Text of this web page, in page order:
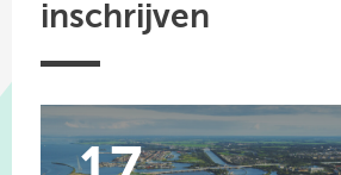
inschrijven